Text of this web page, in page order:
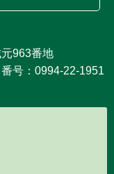
963番地
号：0994-22-1951